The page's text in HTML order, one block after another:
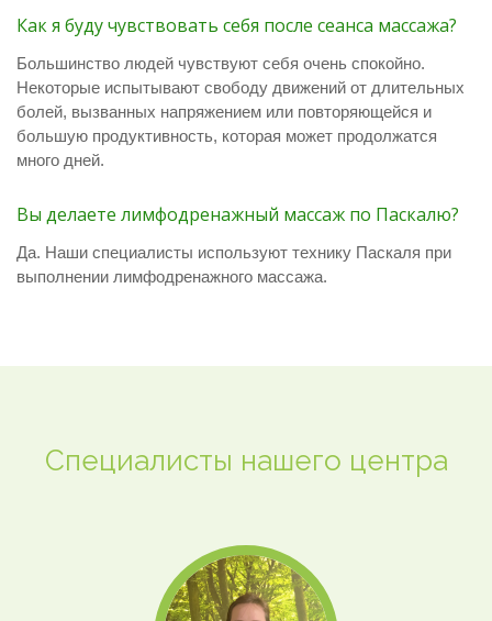
Как я буду чувствовать себя после сеанса массажа?
Большинство людей чувствуют себя очень спокойно.
Некоторые испытывают свободу движений от длительных
болей, вызванных напряжением или повторяющейся и
большую продуктивность, которая может продолжатся
много дней.
Вы делаете лимфодренажный массаж по Паскалю?
Да. Наши специалисты используют технику Паскаля при
выполнении лимфодренажного массажа.
Специалисты нашего центра